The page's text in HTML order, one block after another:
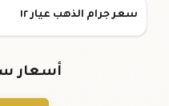
سعر جرام الذهب عيار ١٢
أسعار